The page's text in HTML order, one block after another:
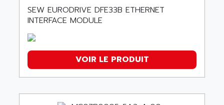
SEW EURODRIVE DFE33B ETHERNET
INTERFACE MODULE
VOIR LE PRODUIT